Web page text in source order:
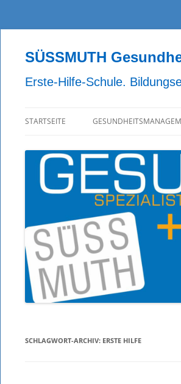
Zum
springenSÜSSMUTH
Erste-Hilfe-Schule.
STARTSEITE
SCHLAGWORT-ARCHIV: ERSTE HILFE